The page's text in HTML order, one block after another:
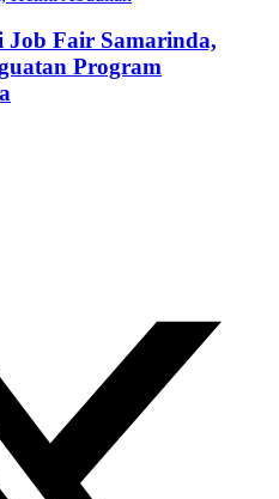
Job Fair Samarinda,
Program